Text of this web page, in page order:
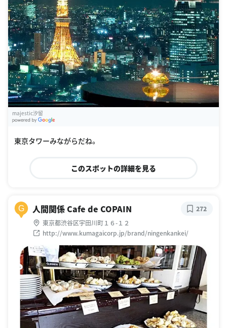
majestic汐留
東京タワーみながらだね。
このスポットの詳細を見る
G 人間関係 Cafe de COPAIN
東京都渋谷区宇田川町１６-１２
http://www.kumagaicorp.jp/brand/ningenkankei/
272